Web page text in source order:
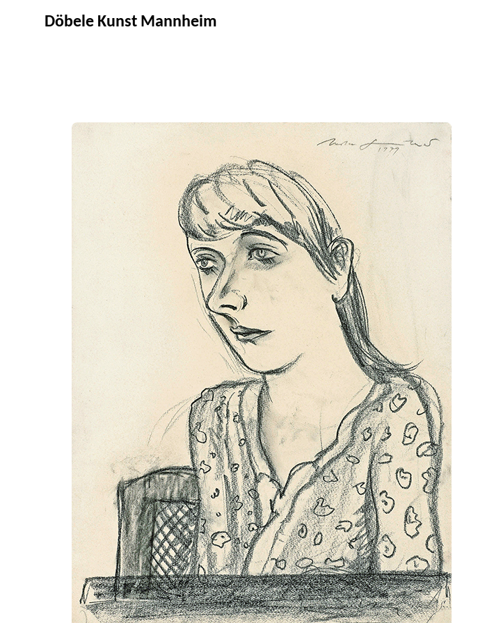
Döbele Kunst Mannheim